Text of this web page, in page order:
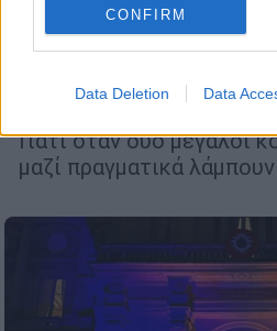
CONFIRM
Data Deletion Data
10.12.2025 21:25
Together We Shine: Η
Δειπνοσοφιστήριον
Γιατί όταν δύο μεγάλοι
μαζί πραγματικά λάμπουν